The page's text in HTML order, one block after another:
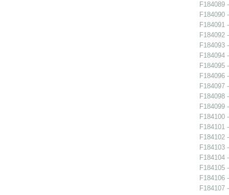
F184089
F184090
F184091
F184092
F184093
F184094
F184095
F184096
F184097
F184098
F184099
F184100
F184101
F184102
F184103
F184104
F184105
F184106
F184107